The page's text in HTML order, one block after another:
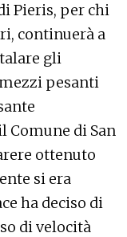
Pieris, per chi
continuerà a
gli
pesanti
Comune di San
ottenuto
si era
ha deciso di
di velocità